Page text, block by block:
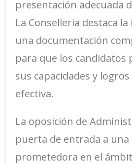
presentación adecuada
La Conselleria destaca
una documentación
para que los candidatos
sus capacidades y
efectiva.
La oposición de
puerta de entrada a una
prometedora en el